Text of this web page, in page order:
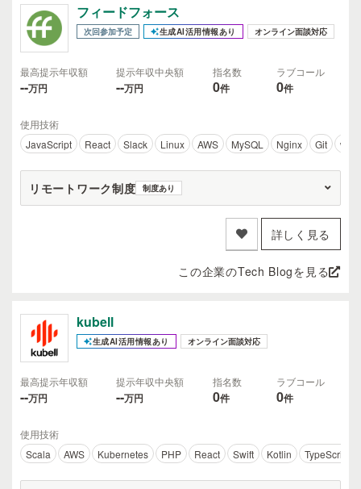
フィードフォース
次回参加予定 生成AI活用情報あり オンライン面談対応
最高提示年収額
--万円
提示年収中央額
--万円
指名数
0件
ラブコール
0件
使用技術
JavaScript
React Slack Linux AWS MySQL Nginx Git
リモートワーク制度 制度あり
詳しく見る
この企業のTech Blogを見る
kubell
生成AI活用情報あり オンライン面談対応
最高提示年収額
--万円
提示年収中央額
--万円
指名数
0件
ラブコール
0件
使用技術
Scala
AWS Kubernetes PHP React Swift Kotlin TypeScript